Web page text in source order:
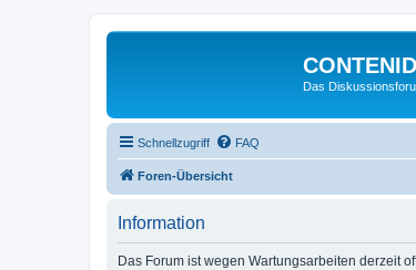
Das
Schnellzugriff FAQ
Foren-Übersicht
Information
Das Forum ist wegen Wartungsarbeiten derzeit